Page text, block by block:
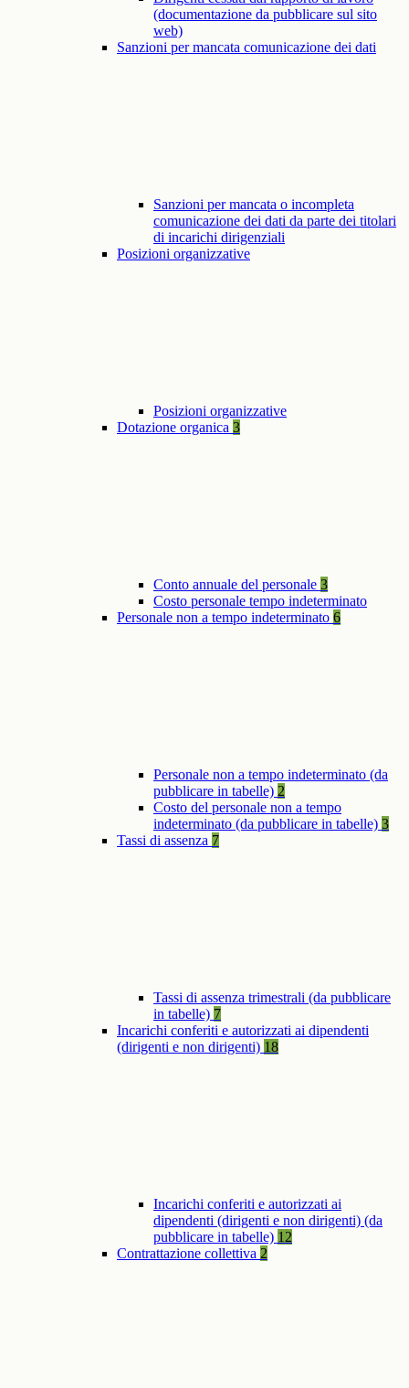
(documentazione da pubblicare sul sito
web)
Sanzioni per mancata comunicazione dei dati
Sanzioni per mancata o incompleta
comunicazione dei dati da parte dei titolari
di incarichi dirigenziali
Posizioni organizzative
Posizioni organizzative
Dotazione organica 3
Conto annuale del personale 3
Costo personale tempo indeterminato
Personale non a tempo indeterminato 6
Personale non a tempo indeterminato (da
pubblicare in tabelle) 2
Costo del personale non a tempo
indeterminato (da pubblicare in tabelle) 3
Tassi di assenza 7
Tassi di assenza trimestrali (da pubblicare
in tabelle) 7
Incarichi conferiti e autorizzati ai dipendenti
(dirigenti e non dirigenti) 18
Incarichi conferiti e autorizzati ai
dipendenti (dirigenti e non dirigenti) (da
pubblicare in tabelle) 12
Contrattazione collettiva 2